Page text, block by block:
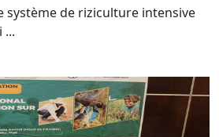
système de riziculture intensive
...